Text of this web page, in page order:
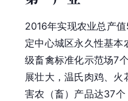
2016年实现农业总产值
定中心城区永久性基
级畜禽标准化示范场7
展壮大，温氏肉鸡、火
害农（畜）产品达37